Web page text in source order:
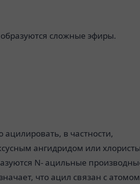
сложные эфиры.
в частности,
ангидридом или
N- ацильные
что ацил связан с атомом